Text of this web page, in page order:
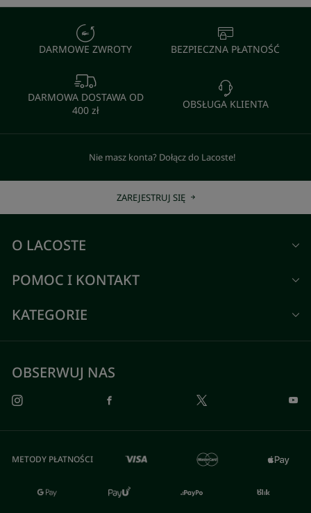
DARMOWE ZWROTY BEZPIECZNA PŁATNOŚĆ
DARMOWA DOSTAWA OD
400 zł
OBSŁUGA KLIENTA
Nie masz konta? Dołącz do Lacoste!
ZAREJESTRUJ SIĘ
O LACOSTE
POMOC I KONTAKT
KATEGORIE
OBSERWUJ NAS
METODY PŁATNOŚCI